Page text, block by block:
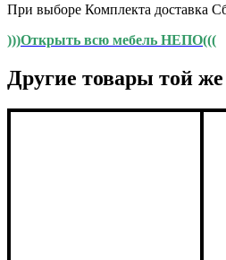
При выборе Комплекта доставка
)))Открыть всю мебель НЕПО(((
Другие товары той